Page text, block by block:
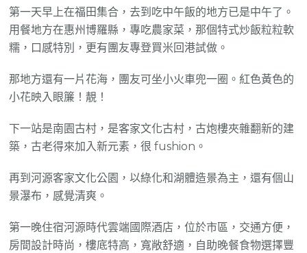
第一天早上在福田集合，去到吃中午飯的地方已是中午了。
用餐地方在惠州博羅縣，專吃農家菜，那個特式炒飯粒粒軟
糯，口感特別，更有團友專登買米回港試做。
那地方還有一片花海，團友可坐小火車兜一圈。紅色黃色的
小花映入眼簾！靚！
下一站是南園古村，是客家文化古村，古炮樓夾雜翻新的建
築，古老得來加入新元素，很 fushion。
再到河源客家文化公園，以綠化和湖體造景為主，還有個山
景瀑布，感覺清爽。
第一晚住宿河源時代雲端國際酒店，位於市區，交通方便，
房間設計時尚，樓底特高，寬敞舒適，自助晚餐食物選擇豐